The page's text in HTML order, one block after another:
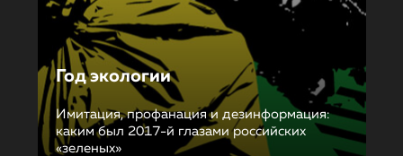
Год экологии
Имитация, профанация и дезинформация:
каким был 2017-й глазами российских
«зеленых»